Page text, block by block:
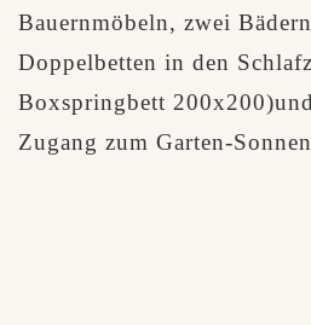
Bauernmöbeln, zwei
Doppelbetten in den
Boxspringbett
Zugang zum Garten-